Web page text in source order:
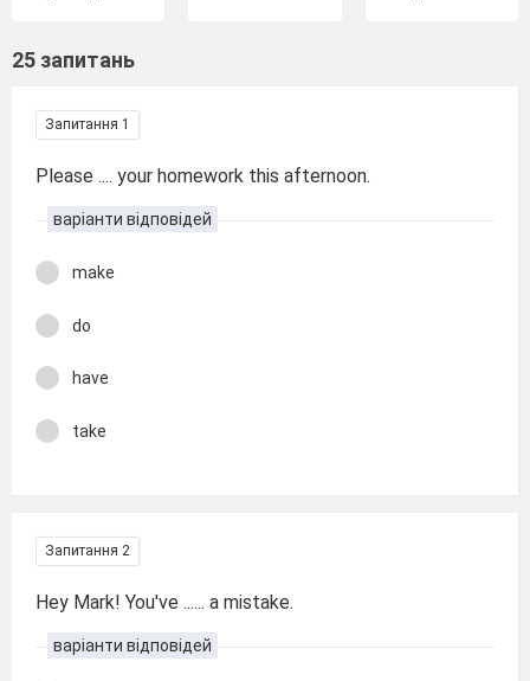
25 запитань
Запитання 1
Please .... your homework this afternoon.
варіанти відповідей
make
do
have
take
Запитання 2
Hey Mark! You've ...... a mistake.
варіанти відповідей